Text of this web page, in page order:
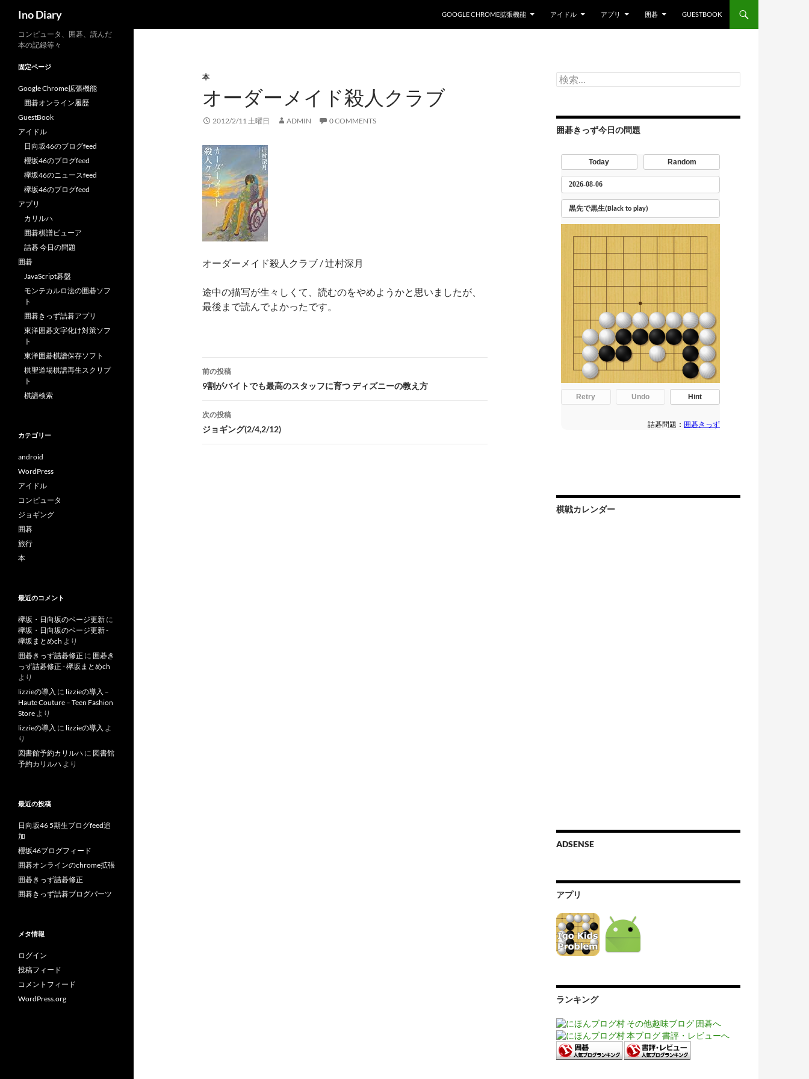
Ino Diary GOOGLE CHROME拡張機能 アイドル アプリ 囲碁 GUESTBOOK
本
オーダーメイド殺人クラブ
2012/2/11 土曜日 ADMIN 0 COMMENTS
オーダーメイド殺人クラブ / 辻村深月
途中の描写が生々しくて、読むのをやめようかと思いましたが、
最後まで読んでよかったです。
投
稿
ナ
ビ
ゲ
前の投稿
9割がバイトでも最高のスタッフに育つ ディズニーの教え方
次の投稿
ジョギング(2/4,2/12)
検
索:
囲碁きっず今日の問題
棋戦カレンダー
ADSENSE
アプリ
ランキング
コンピュータ、囲碁、読んだ
本の記録等々
固定ページ
Google Chrome拡張機能
囲碁オンライン履歴
GuestBook
アイドル
日向坂46のブログfeed
櫻坂46のブログfeed
欅坂46のニュースfeed
欅坂46のブログfeed
アプリ
カリルハ
囲碁棋譜ビューア
詰碁 今日の問題
囲碁
JavaScript碁盤
モンテカルロ法の囲碁ソフ
ト
囲碁きっず詰碁アプリ
東洋囲碁文字化け対策ソフ
ト
東洋囲碁棋譜保存ソフト
棋聖道場棋譜再生スクリプ
ト
棋譜検索
カテゴリー
android
WordPress
アイドル
コンピュータ
ジョギング
囲碁
旅行
本
最近のコメント
欅坂・日向坂のページ更新 に
欅坂・日向坂のページ更新 -
欅坂まとめch より
囲碁きっず詰碁修正 に 囲碁き
っず詰碁修正 - 欅坂まとめch
より
lizzieの導入 に lizzieの導入 –
Haute Couture – Teen Fashion
Store より
lizzieの導入 に lizzieの導入 よ
り
図書館予約カリルハ に 図書館
予約カリルハ より
最近の投稿
日向坂46 5期生ブログfeed追
加
櫻坂46ブログフィード
囲碁オンラインのchrome拡張
囲碁きっず詰碁修正
囲碁きっず詰碁ブログパーツ
メタ情報
ログイン
投稿フィード
コメントフィード
WordPress.org